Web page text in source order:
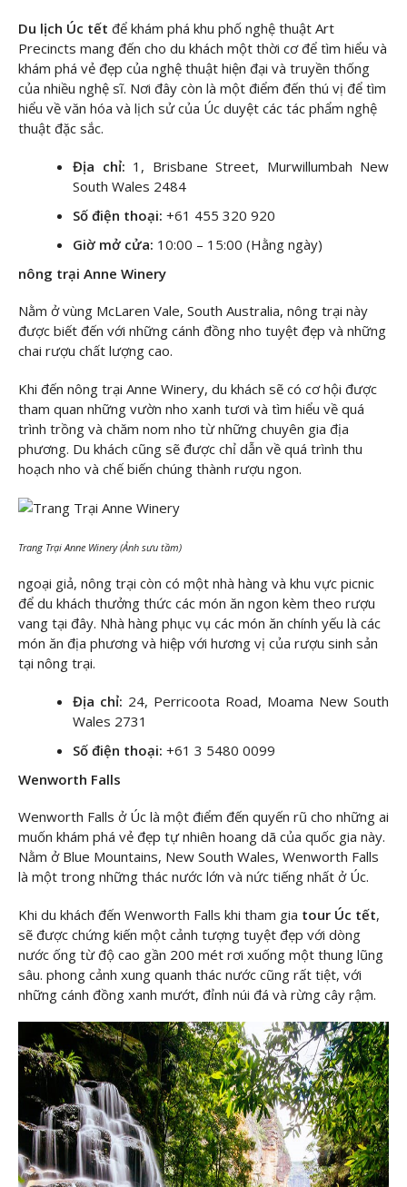
Du lịch Úc tết để khám phá khu phố nghệ thuật Art
Precincts mang đến cho du khách một thời cơ để tìm hiểu và
khám phá vẻ đẹp của nghệ thuật hiện đại và truyền thống
của nhiều nghệ sĩ. Nơi đây còn là một điểm đến thú vị để tìm
hiểu về văn hóa và lịch sử của Úc duyệt các tác phẩm nghệ
thuật đặc sắc.
Địa chỉ: 1, Brisbane Street, Murwillumbah New
South Wales 2484
Số điện thoại: +61 455 320 920
Giờ mở cửa: 10:00 – 15:00 (Hằng ngày)
nông trại Anne Winery
Nằm ở vùng McLaren Vale, South Australia, nông trại này
được biết đến với những cánh đồng nho tuyệt đẹp và những
chai rượu chất lượng cao.
Khi đến nông trại Anne Winery, du khách sẽ có cơ hội được
tham quan những vườn nho xanh tươi và tìm hiểu về quá
trình trồng và chăm nom nho từ những chuyên gia địa
phương. Du khách cũng sẽ được chỉ dẫn về quá trình thu
hoạch nho và chế biến chúng thành rượu ngon.
Trang Trại Anne Winery (Ảnh sưu tầm)
ngoại giả, nông trại còn có một nhà hàng và khu vực picnic
để du khách thưởng thức các món ăn ngon kèm theo rượu
vang tại đây. Nhà hàng phục vụ các món ăn chính yếu là các
món ăn địa phương và hiệp với hương vị của rượu sinh sản
tại nông trại.
Địa chỉ: 24, Perricoota Road, Moama New South
Wales 2731
Số điện thoại: +61 3 5480 0099
Wenworth Falls
Wenworth Falls ở Úc là một điểm đến quyến rũ cho những ai
muốn khám phá vẻ đẹp tự nhiên hoang dã của quốc gia này.
Nằm ở Blue Mountains, New South Wales, Wenworth Falls
là một trong những thác nước lớn và nức tiếng nhất ở Úc.
Khi du khách đến Wenworth Falls khi tham gia tour Úc tết,
sẽ được chứng kiến ​​một cảnh tượng tuyệt đẹp với dòng
nước ống từ độ cao gần 200 mét rơi xuống một thung lũng
sâu. phong cảnh xung quanh thác nước cũng rất tiệt, với
những cánh đồng xanh mướt, đỉnh núi đá và rừng cây rậm.